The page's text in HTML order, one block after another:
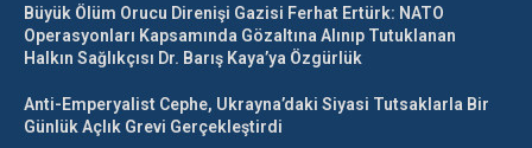
Büyük Ölüm Orucu Direnişi Gazisi Ferhat Ertürk: NATO
Operasyonları Kapsamında Gözaltına Alınıp Tutuklanan
Halkın Sağlıkçısı Dr. Barış Kaya’ya Özgürlük
Anti-Emperyalist Cephe, Ukrayna’daki Siyasi Tutsaklarla Bir
Günlük Açlık Grevi Gerçekleştirdi